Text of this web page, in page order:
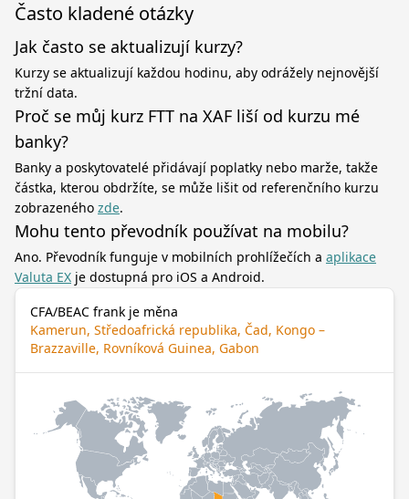
Často kladené otázky
Jak často se aktualizují kurzy?
Kurzy se aktualizují každou hodinu, aby odrážely nejnovější
tržní data.
Proč se můj kurz FTT na XAF liší od kurzu mé
banky?
Banky a poskytovatelé přidávají poplatky nebo marže, takže
částka, kterou obdržíte, se může lišit od referenčního kurzu
zobrazeného zde.
Mohu tento převodník používat na mobilu?
Ano. Převodník funguje v mobilních prohlížečích a aplikace
Valuta EX je dostupná pro iOS a Android.
CFA/BEAC frank je měna
Kamerun, Středoafrická republika, Čad, Kongo –
Brazzaville, Rovníková Guinea, Gabon